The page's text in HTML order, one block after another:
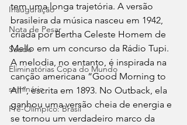
Inauguração
Nota de Pesar
Saude
Eliminatórias Copa do Mundo
seminário
Pré-Olímpico: Brasil
tem uma longa trajetória. A versão
brasileira da música nasceu em 1942,
criada por Bertha Celeste Homem de
Mello em um concurso da Rádio Tupi.
A melodia, no entanto, é inspirada na
canção americana “Good Morning to
All”, escrita em 1893. No Outback, ela
ganhou uma versão cheia de energia e
se tornou um verdadeiro marco da